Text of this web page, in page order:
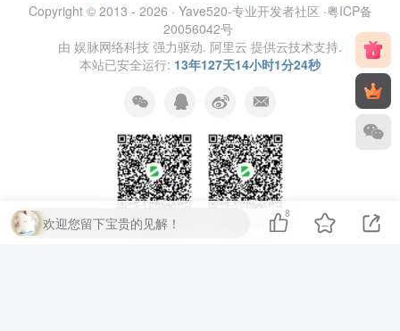
Copyright © 2013 - 2026 · Yave520-专业开发者社区 ·粤ICP备
20056042号
由 娱脉网络科技 强力驱动. 阿里云 提供云技术支持.
本站已安全运行: 13年127天14小时1分25秒
扫码加QQ群 扫码加微信
欢迎您留下宝贵的见解！
8